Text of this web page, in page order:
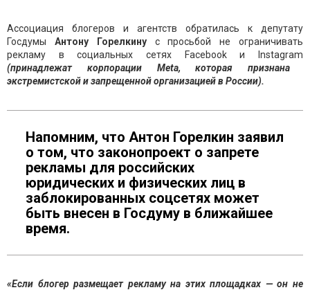
Ассоциация блогеров и агентств обратилась к депутату
Госдумы Антону Горелкину с просьбой не ограничивать
рекламу в социальных сетях Facebook и Instagram
(принадлежат корпорации Meta, которая признана
экстремистской и запрещенной организацией в России).
Напомним, что Антон Горелкин заявил
о том, что законопроект о запрете
рекламы для российских
юридических и физических лиц в
заблокированных соцсетях может
быть внесен в Госдуму в ближайшее
время.
«Если блогер размещает рекламу на этих площадках — он не